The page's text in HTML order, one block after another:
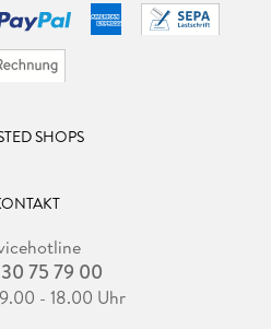
SHOPS
75 79 00
- 18.00 Uhr